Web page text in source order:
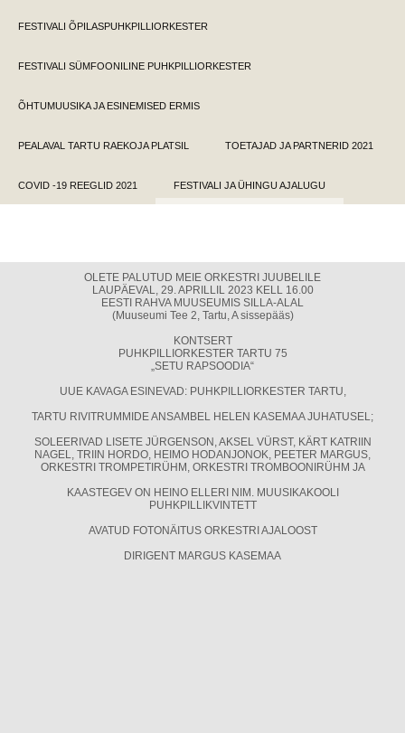
FESTIVALI ÕPILASPUHKPILLIORKESTER
FESTIVALI SÜMFOONILINE PUHKPILLIORKESTER
ÕHTUMUUSIKA JA ESINEMISED ERMIS
PEALAVAL TARTU RAEKOJA PLATSIL TOETAJAD JA PARTNERID 2021
COVID -19 REEGLID 2021 FESTIVALI JA ÜHINGU AJALUGU
OLETE PALUTUD MEIE ORKESTRI JUUBELILE
LAUPÄEVAL, 29. APRILLIL 2023 KELL 16.00
EESTI RAHVA MUUSEUMIS SILLA-ALAL
(Muuseumi Tee 2, Tartu, A sissepääs)
KONTSERT
PUHKPILLIORKESTER TARTU 75
„SETU RAPSOODIA“
UUE KAVAGA ESINEVAD: PUHKPILLIORKESTER TARTU,
TARTU RIVITRUMMIDE ANSAMBEL HELEN KASEMAA JUHATUSEL;
SOLEERIVAD LISETE JÜRGENSON, AKSEL VÜRST, KÄRT KATRIIN
NAGEL, TRIIN HORDO, HEIMO HODANJONOK, PEETER MARGUS,
ORKESTRI TROMPETIRÜHM, ORKESTRI TROMBOONIRÜHM JA
KAASTEGEV ON HEINO ELLERI NIM. MUUSIKAKOOLI
PUHKPILLIKVINTETT
AVATUD FOTONÄITUS ORKESTRI AJALOOST
DIRIGENT MARGUS KASEMAA